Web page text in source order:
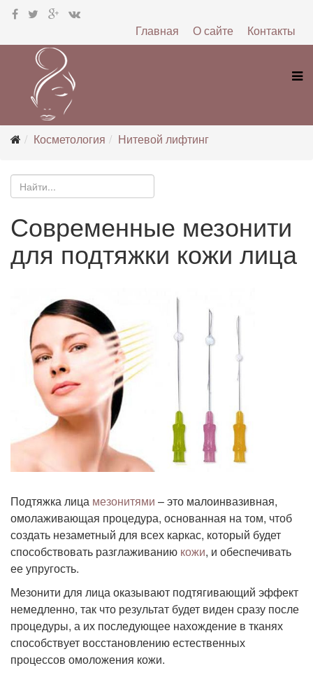
Контакты
О сайте
Главная
Косметология Нитевой лифтинг
Современные мезонити
для подтяжки кожи лица
Подтяжка лица мезонитями – это малоинвазивная,
омолаживающая процедура, основанная на том, чтоб
создать незаметный для всех каркас, который будет
способствовать разглаживанию кожи, и обеспечивать
ее упругость.
Мезонити для лица оказывают подтягивающий эффект
немедленно, так что результат будет виден сразу после
процедуры, а их последующее нахождение в тканях
способствует восстановлению естественных
процессов омоложения кожи.